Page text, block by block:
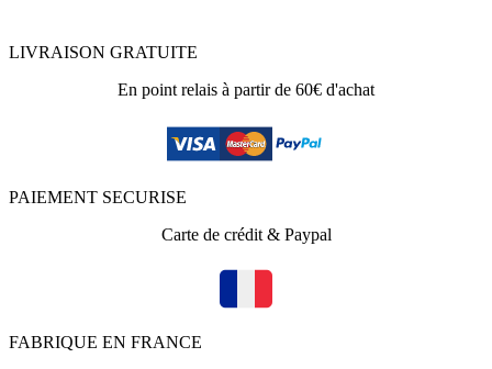
LIVRAISON GRATUITE
En point relais à partir de 60€ d'achat
PAIEMENT SECURISE
Carte de crédit & Paypal
FABRIQUE EN FRANCE